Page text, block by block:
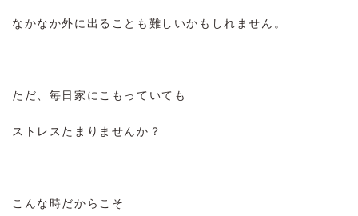
なかなか外に出ることも難しいかもしれません。
ただ、毎日家にこもっていても
ストレスたまりませんか？
こんな時だからこそ